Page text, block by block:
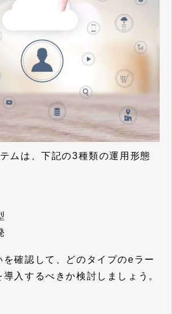
ムは、下記の3種類の運用形態
を確認して、どのタイプのeラー
入するべきか検討しましょう。